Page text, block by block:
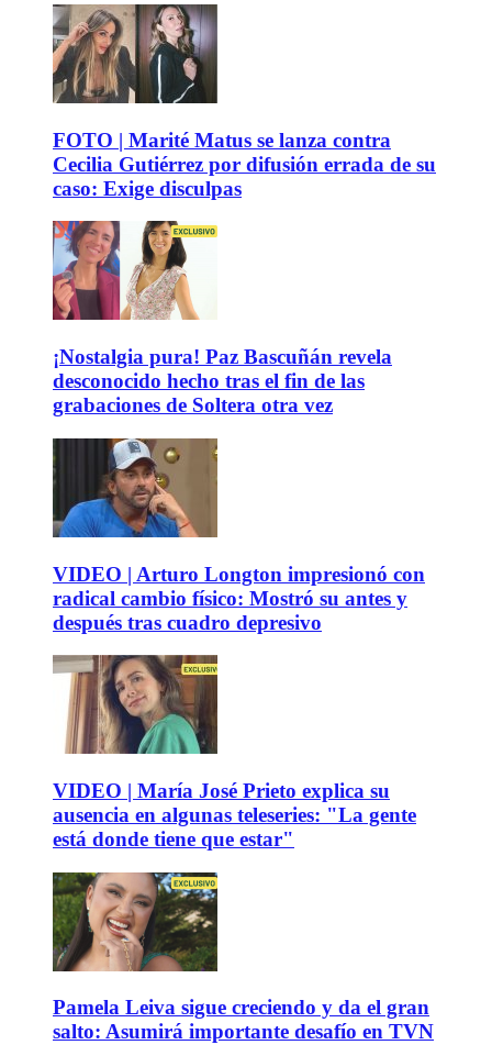
FOTO | Marité Matus se lanza contra
Cecilia Gutiérrez por difusión errada de su
caso: Exige disculpas
¡Nostalgia pura! Paz Bascuñán revela
desconocido hecho tras el fin de las
grabaciones de Soltera otra vez
VIDEO | Arturo Longton impresionó con
radical cambio físico: Mostró su antes y
después tras cuadro depresivo
VIDEO | María José Prieto explica su
ausencia en algunas teleseries: "La gente
está donde tiene que estar"
Pamela Leiva sigue creciendo y da el gran
salto: Asumirá importante desafío en TVN